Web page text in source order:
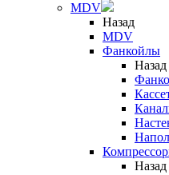
MDV
Назад
MDV
Фанкойлы
Назад
Назад